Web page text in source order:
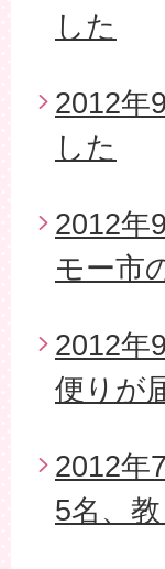
した
2012年
した
2012年
モー市
2012年
便りが
2012年
5名、